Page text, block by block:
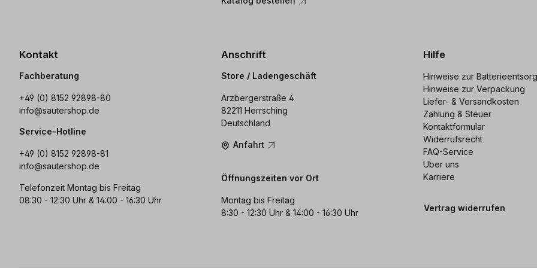
Kontakt
Fachberatung
+49 (0) 8152 92898-80
info@sautershop.de
Service-Hotline
+49 (0) 8152 92898-81
info@sautershop.de
Telefonzeit Montag bis Freitag
08:30 - 12:30 Uhr & 14:00 - 16:30 Uhr
Anschrift
Store / Ladengeschäft
Arzbergerstraße 4
82211 Herrsching
Deutschland
Anfahrt
Öffnungszeiten vor Ort
Montag bis Freitag
8:30 - 12:30 Uhr & 14:00 - 16:30 Uhr
Hilfe
Hinweise zur
Hinweise zur Verpackung
Liefer- & Versandkosten
Zahlung & Steuer
Kontaktformular
Widerrufsrecht
FAQ-Service
Über uns
Karriere
Vertrag widerrufen